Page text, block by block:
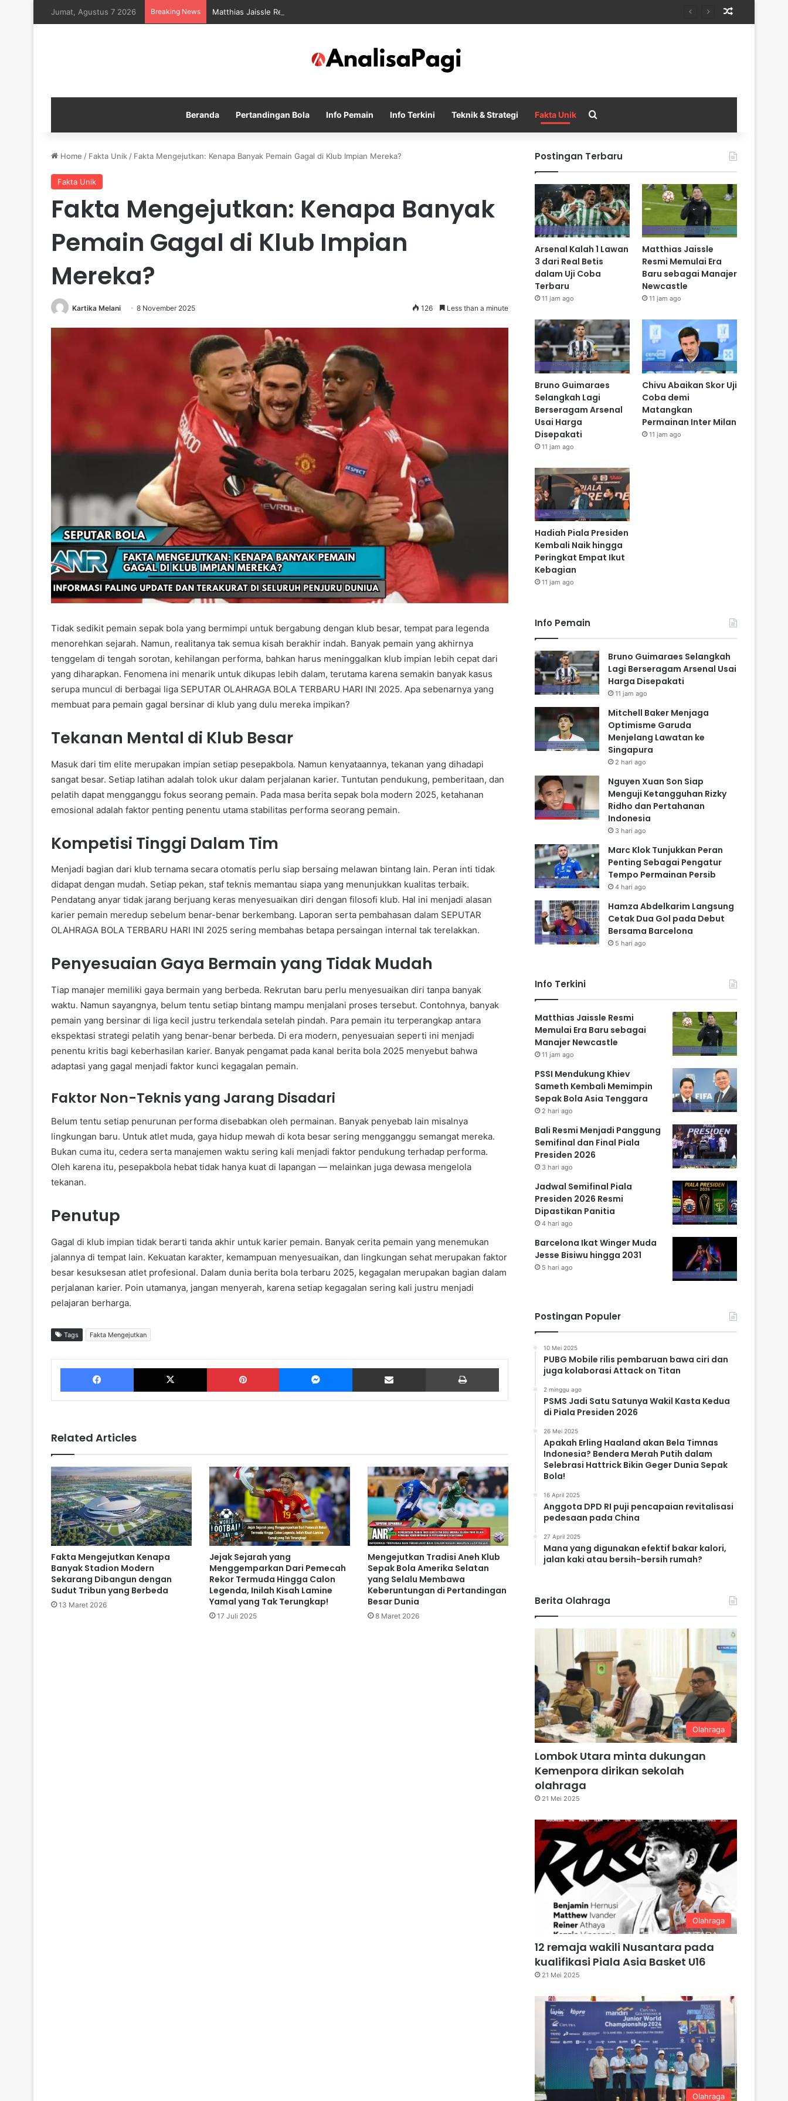
Jumat, Agustus 7 2026 Breaking News Matthias Jaissle Resmi Memulai Era Baru sebagai Manajer Newcastle
Beranda Pertandingan Bola Info Pemain Info Terkini Teknik & Strategi Fakta Unik
Home / Fakta Unik / Fakta Mengejutkan: Kenapa Banyak Pemain Gagal di Klub Impian Mereka?
Fakta Unik
Fakta Mengejutkan: Kenapa Banyak
Pemain Gagal di Klub Impian
Mereka?
Kartika Melani 8 November 2025 126 Less than a minute
Tidak sedikit pemain sepak bola yang bermimpi untuk bergabung dengan klub besar, tempat para legenda
menorehkan sejarah. Namun, realitanya tak semua kisah berakhir indah. Banyak pemain yang akhirnya
tenggelam di tengah sorotan, kehilangan performa, bahkan harus meninggalkan klub impian lebih cepat dari
yang diharapkan. Fenomena ini menarik untuk dikupas lebih dalam, terutama karena semakin banyak kasus
serupa muncul di berbagai liga SEPUTAR OLAHRAGA BOLA TERBARU HARI INI 2025. Apa sebenarnya yang
membuat para pemain gagal bersinar di klub yang dulu mereka impikan?
Tekanan Mental di Klub Besar
Masuk dari tim elite merupakan impian setiap pesepakbola. Namun kenyataannya, tekanan yang dihadapi
sangat besar. Setiap latihan adalah tolok ukur dalam perjalanan karier. Tuntutan pendukung, pemberitaan, dan
pelatih dapat mengganggu fokus seorang pemain. Pada masa berita sepak bola modern 2025, ketahanan
emosional adalah faktor penting penentu utama stabilitas performa seorang pemain.
Kompetisi Tinggi Dalam Tim
Menjadi bagian dari klub ternama secara otomatis perlu siap bersaing melawan bintang lain. Peran inti tidak
didapat dengan mudah. Setiap pekan, staf teknis memantau siapa yang menunjukkan kualitas terbaik.
Pendatang anyar tidak jarang berjuang keras menyesuaikan diri dengan filosofi klub. Hal ini menjadi alasan
karier pemain meredup sebelum benar-benar berkembang. Laporan serta pembahasan dalam SEPUTAR
OLAHRAGA BOLA TERBARU HARI INI 2025 sering membahas betapa persaingan internal tak terelakkan.
Penyesuaian Gaya Bermain yang Tidak Mudah
Tiap manajer memiliki gaya bermain yang berbeda. Rekrutan baru perlu menyesuaikan diri tanpa banyak
waktu. Namun sayangnya, belum tentu setiap bintang mampu menjalani proses tersebut. Contohnya, banyak
pemain yang bersinar di liga kecil justru terkendala setelah pindah. Para pemain itu terperangkap antara
ekspektasi strategi pelatih yang benar-benar berbeda. Di era modern, penyesuaian seperti ini menjadi
penentu kritis bagi keberhasilan karier. Banyak pengamat pada kanal berita bola 2025 menyebut bahwa
adaptasi yang gagal menjadi faktor kunci kegagalan pemain.
Faktor Non-Teknis yang Jarang Disadari
Belum tentu setiap penurunan performa disebabkan oleh permainan. Banyak penyebab lain misalnya
lingkungan baru. Untuk atlet muda, gaya hidup mewah di kota besar sering mengganggu semangat mereka.
Bukan cuma itu, cedera serta manajemen waktu sering kali menjadi faktor pendukung terhadap performa.
Oleh karena itu, pesepakbola hebat tidak hanya kuat di lapangan — melainkan juga dewasa mengelola
tekanan.
Penutup
Gagal di klub impian tidak berarti tanda akhir untuk karier pemain. Banyak cerita pemain yang menemukan
jalannya di tempat lain. Kekuatan karakter, kemampuan menyesuaikan, dan lingkungan sehat merupakan faktor
besar kesuksesan atlet profesional. Dalam dunia berita bola terbaru 2025, kegagalan merupakan bagian dalam
perjalanan karier. Poin utamanya, jangan menyerah, karena setiap kegagalan sering kali justru menjadi
pelajaran berharga.
Tags Fakta Mengejutkan
Facebook X Pinterest Messenger Share via Email
Related Articles
Fakta Mengejutkan Kenapa
Banyak Stadion Modern
Sekarang Dibangun dengan
Sudut Tribun yang Berbeda
13 Maret 2026
Jejak Sejarah yang
Menggemparkan Dari Pemecah
Rekor Termuda Hingga Calon
Legenda, Inilah Kisah Lamine
Yamal yang Tak Terungkap!
17 Juli 2025
Mengejutkan Tradisi Aneh Klub
Sepak Bola Amerika Selatan
yang Selalu Membawa
Keberuntungan di Pertandingan
Besar Dunia
8 Maret 2026
Postingan Terbaru
Arsenal Kalah 1 Lawan
3 dari Real Betis
dalam Uji Coba
Terbaru
11 jam ago
Matthias Jaissle
Resmi Memulai Era
Baru sebagai Manajer
Newcastle
11 jam ago
Bruno Guimaraes
Selangkah Lagi
Berseragam Arsenal
Usai Harga
Disepakati
11 jam ago
Chivu Abaikan Skor Uji
Coba demi
Matangkan
Permainan Inter Milan
11 jam ago
Hadiah Piala Presiden
Kembali Naik hingga
Peringkat Empat Ikut
Kebagian
11 jam ago
Info Pemain
Bruno Guimaraes Selangkah
Lagi Berseragam Arsenal Usai
Harga Disepakati
11 jam ago
Mitchell Baker Menjaga
Optimisme Garuda
Menjelang Lawatan ke
Singapura
2 hari ago
Nguyen Xuan Son Siap
Menguji Ketangguhan Rizky
Ridho dan Pertahanan
Indonesia
3 hari ago
Marc Klok Tunjukkan Peran
Penting Sebagai Pengatur
Tempo Permainan Persib
4 hari ago
Hamza Abdelkarim Langsung
Cetak Dua Gol pada Debut
Bersama Barcelona
5 hari ago
Info Terkini
Matthias Jaissle Resmi
Memulai Era Baru sebagai
Manajer Newcastle
11 jam ago
PSSI Mendukung Khiev
Sameth Kembali Memimpin
Sepak Bola Asia Tenggara
2 hari ago
Bali Resmi Menjadi Panggung
Semifinal dan Final Piala
Presiden 2026
3 hari ago
Jadwal Semifinal Piala
Presiden 2026 Resmi
Dipastikan Panitia
4 hari ago
Barcelona Ikat Winger Muda
Jesse Bisiwu hingga 2031
5 hari ago
Postingan Populer
10 Mei 2025
PUBG Mobile rilis pembaruan bawa ciri dan
juga kolaborasi Attack on Titan
2 minggu ago
PSMS Jadi Satu Satunya Wakil Kasta Kedua
di Piala Presiden 2026
26 Mei 2025
Apakah Erling Haaland akan Bela Timnas
Indonesia? Bendera Merah Putih dalam
Selebrasi Hattrick Bikin Geger Dunia Sepak
Bola!
16 April 2025
Anggota DPD RI puji pencapaian revitalisasi
pedesaan pada China
27 April 2025
Mana yang digunakan efektif bakar kalori,
jalan kaki atau bersih-bersih rumah?
Berita Olahraga
Olahraga
Lombok Utara minta dukungan
Kemenpora dirikan sekolah
olahraga
21 Mei 2025
Olahraga
12 remaja wakili Nusantara pada
kualifikasi Piala Asia Basket U16
21 Mei 2025
Olahraga